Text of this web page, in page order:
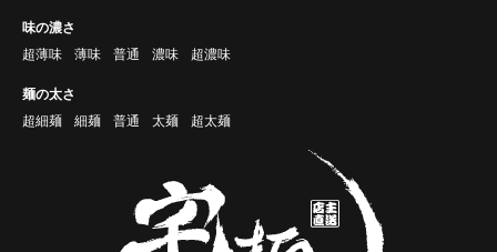
味の濃さ
超薄味
薄味 普通 濃味 超濃味
麺の太さ
超細麺
細麺 普通 太麺 超太麺